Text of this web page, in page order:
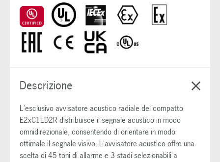
Descrizione
L'esclusivo avvisatore acustico radiale del compatto
E2xC1LD2R distribuisce il segnale acustico in modo
omnidirezionale, consentendo di orientare in modo
ottimale il segnale visivo. L'avvisatore acustico offre una
scelta di 45 toni di allarme e 3 stadi selezionabili a